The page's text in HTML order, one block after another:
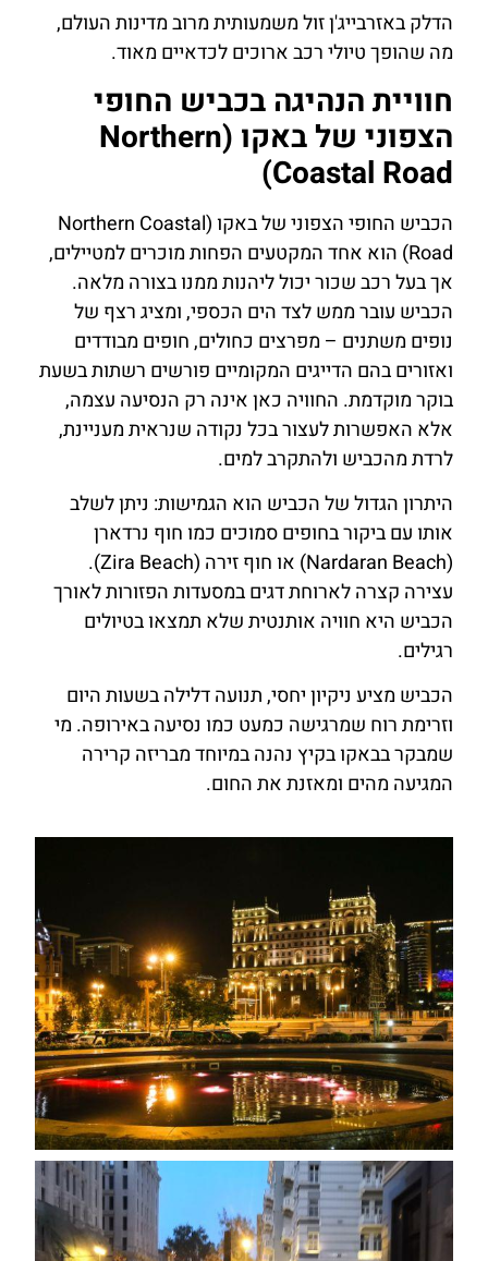
הדלק באזרבייג'ן זול משמעותית מרוב מדינות העולם,
מה שהופך טיולי רכב ארוכים לכדאיים מאוד.
חוויית הנהיגה בכביש החופי
הצפוני של באקו (Northern
Coastal Road)
הכביש החופי הצפוני של באקו (Northern Coastal
Road) הוא אחד המקטעים הפחות מוכרים למטיילים,
אך בעל רכב שכור יכול ליהנות ממנו בצורה מלאה.
הכביש עובר ממש לצד הים הכספי, ומציג רצף של
נופים משתנים – מפרצים כחולים, חופים מבודדים
ואזורים בהם הדייגים המקומיים פורשים רשתות בשעת
בוקר מוקדמת. החוויה כאן אינה רק הנסיעה עצמה,
אלא האפשרות לעצור בכל נקודה שנראית מעניינת,
לרדת מהכביש ולהתקרב למים.
היתרון הגדול של הכביש הוא הגמישות: ניתן לשלב
אותו עם ביקור בחופים סמוכים כמו חוף נרדארן
(Nardaran Beach) או חוף זירה (Zira Beach).
עצירה קצרה לארוחת דגים במסעדות הפזורות לאורך
הכביש היא חוויה אותנטית שלא תמצאו בטיולים
רגילים.
הכביש מציע ניקיון יחסי, תנועה דלילה בשעות היום
וזרימת רוח שמרגישה כמעט כמו נסיעה באירופה. מי
שמבקר בבאקו בקיץ נהנה במיוחד מבריזה קרירה
המגיעה מהים ומאזנת את החום.